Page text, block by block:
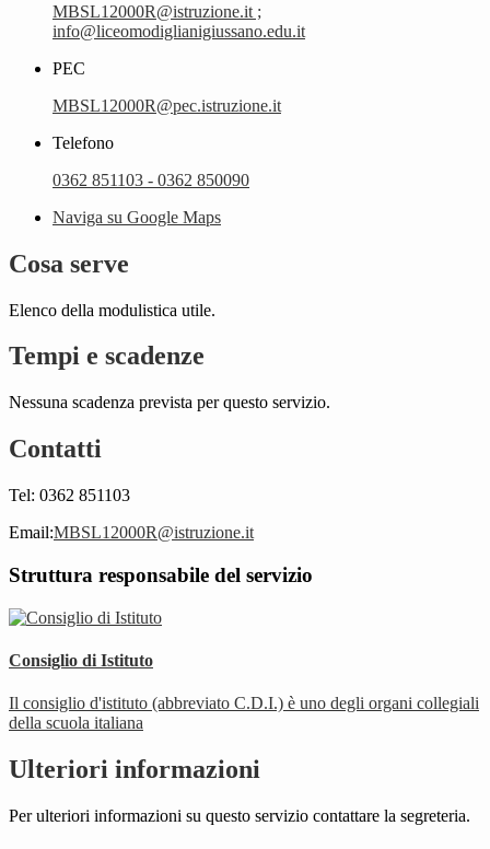
MBSL12000R@istruzione.it ;
info@liceomodiglianigiussano.edu.it
PEC
MBSL12000R@pec.istruzione.it
Telefono
0362 851103 - 0362 850090
Naviga su Google Maps
Cosa serve
Elenco della modulistica utile.
Tempi e scadenze
Nessuna scadenza prevista per questo servizio.
Contatti
Tel: 0362 851103
Email:MBSL12000R@istruzione.it
Struttura responsabile del servizio
Consiglio di Istituto
Il consiglio d'istituto (abbreviato C.D.I.) è uno degli organi collegiali
della scuola italiana
Ulteriori informazioni
Per ulteriori informazioni su questo servizio contattare la segreteria.